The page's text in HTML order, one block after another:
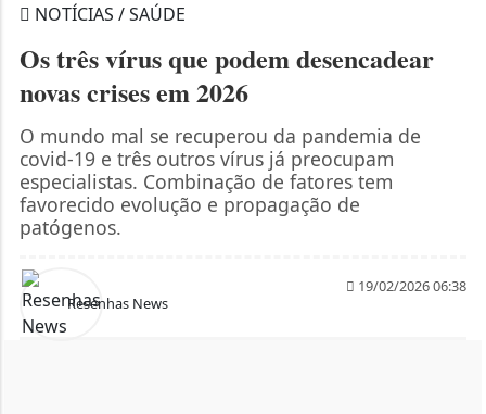
NOTÍCIAS / SAÚDE
Os três vírus que podem desencadear
novas crises em 2026
O mundo mal se recuperou da pandemia de
covid-19 e três outros vírus já preocupam
especialistas. Combinação de fatores tem
favorecido evolução e propagação de
patógenos.
Resenhas News
19/02/2026 06:38